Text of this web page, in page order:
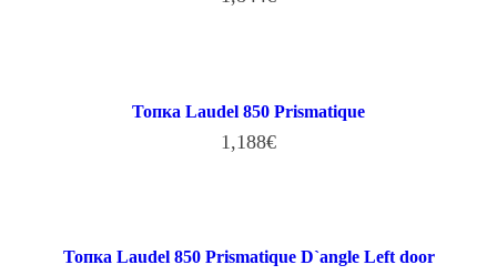
Топка Laudel 850 Prismatique
1,188€
Топка Laudel 850 Prismatique D`angle Left door